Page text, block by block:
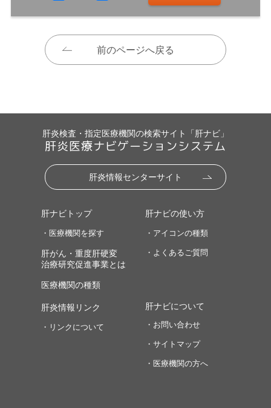
前のページへ戻る
肝炎検査・指定医療機関の検索サイト「肝ナビ」
肝炎医療ナビゲーションシステム
肝炎情報センターサイト
肝ナビトップ
・医療機関を探す
肝がん・重度肝硬変
治療研究促進事業とは
医療機関の種類
肝ナビの使い方
・アイコンの種類
・よくあるご質問
肝炎情報リンク
・リンクについて
肝ナビについて
・お問い合わせ
・サイトマップ
・医療機関の方へ